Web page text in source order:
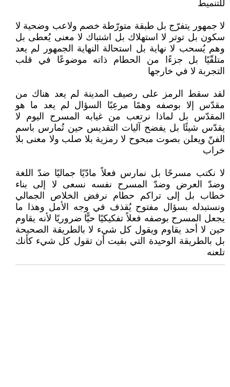
للتنميط
لا جمهور يتفرّج بل طبقة متورّطة خصم ولاعب وضحية لا
سكون بل توتر لا استهلاك بل اشتباك لا معنى يُعطى بل
وهم يُسحب لا نهاية بل استحالة النهاية الجمهور لم يعد
متلقّيًا بل جزءًا من الحطام ذاته موضوعًا في قلب
التجربة لا في خارجها
لقد سقط الرمز على رصيف المدينة لم يعد هناك من
مقدّس إلا بوصفه وهمًا مرعِبًا السؤال لم يعد ما هو
المقدّس بل لماذا نرتعب من غيابه المسرح اليوم لا
يقدّس شيئًا بل يفضح آليات التقديس حين تُمارس باسم
الفنّ ويعلن بصوت مبحوح لا رمزية بلا صلب ولا معنى بلا
خراب
لا نكتب مسرحًا بل نمارس فعلاً مادّيًا جماليًا ضدّ اللغة
وضدّ العرض وضدّ المسرح نفسه نسعى لا إلى بناء
خطاب بل إلى تراكم حطام نرفض الخلاص الجمالي
ونستبدله بسؤال مفتوح يُقذف في وجه الأمل وهذا ما
يجعل المسرح بوصفه فعلاً تفكيكيًا حيًّا ضروريًا لأنه يقاوم
حين لا أحد يقاوم ويقول كل شيء لا بالطريقة الصحيحة
بل بالطريقة الوحيدة التي بقيت أن تقول كل شيء كأنك
تلعنه